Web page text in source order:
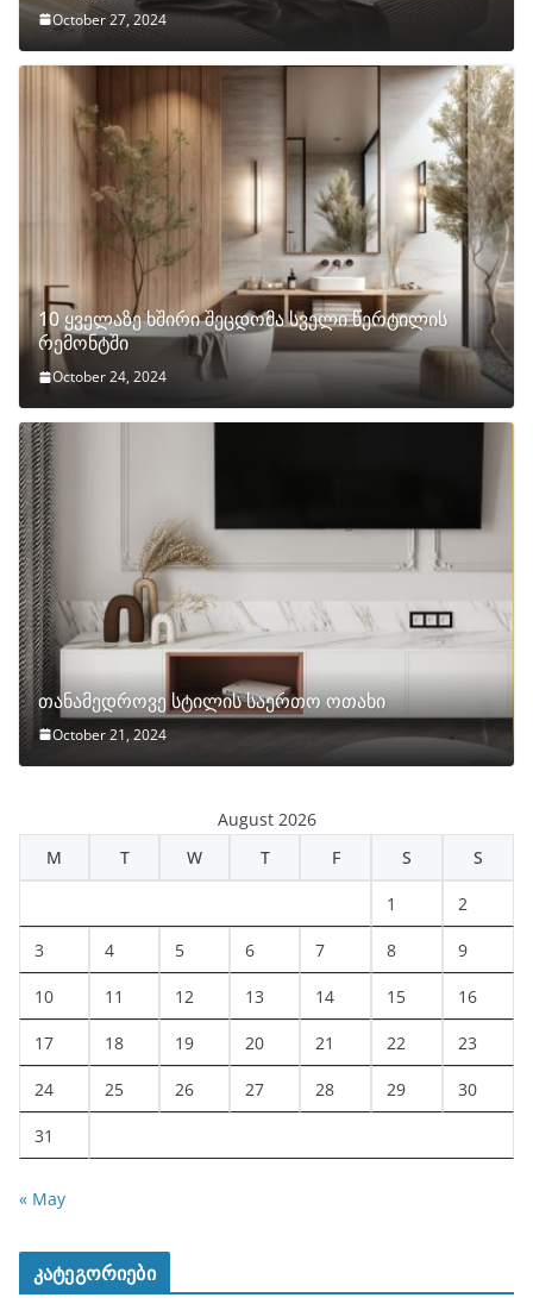
October 27, 2024
10 ყველაზე ხშირი შეცდომა სველი წერტილის
რემონტში
October 24, 2024
თანამედროვე სტილის საერთო ოთახი
October 21, 2024
August 2026
M
T W T F S S
1 2
3 4 5 6 7 8 9
10 11 12 13 14 15 16
17 18 19 20 21 22 23
24 25 26 27 28 29 30
31
« May
კატეგორიები